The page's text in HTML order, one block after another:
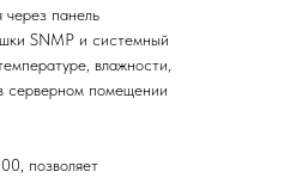
через панель
SNMP и системный
влажности,
серверном помещении
позволяет